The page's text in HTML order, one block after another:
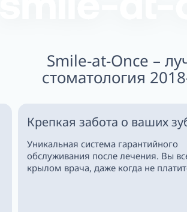
Smile-at-Once –
стоматология
Крепкая забота о ваших
Уникальная система гарантийного
обслуживания после лечения. Вы
крылом врача, даже когда не